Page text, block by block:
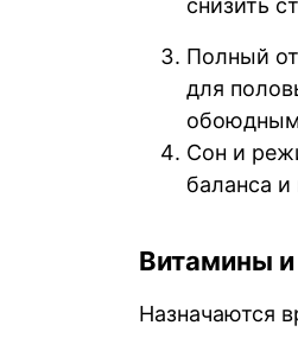
снизить
Полный
для
Сон и
баланса и
Витамины
Назначаются